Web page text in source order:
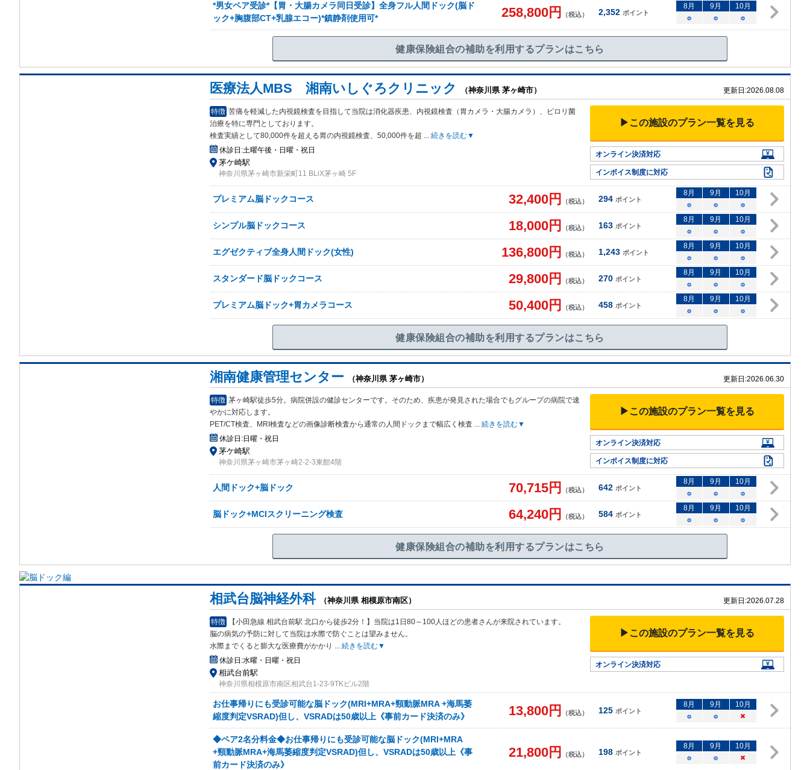
*男女ペア受診*【胃・大腸カメラ同日受診】全身フル人間ドック(脳ド
ック+胸腹部CT+乳腺エコー)*鎮静剤使用可*
258,800円 （税込） 2,352 ポイント
8月 9月 10月
○
○ ○
健康保険組合の補助を利用するプランはこちら
医療法人MBS 湘南いしぐろクリニック （神奈川県 茅ヶ崎市） 更新日:2026.08.08
特徴 苦痛を軽減した内視鏡検査を目指して当院は消化器疾患、内視鏡検査（胃カメラ・大腸カメラ）、ピロリ菌
治療を特に専門としております。
検査実績として80,000件を超える胃の内視鏡検査、50,000件を超 ... 続きを読む▼
休診日:土曜午後・日曜・祝日
茅ケ崎駅
神奈川県茅ヶ崎市新栄町11 BLiX茅ヶ崎 5F
▶この施設のプラン一覧を見る
オンライン決済対応
インボイス制度に対応
プレミアム脳ドックコース 32,400円 （税込） 294 ポイント
8月 9月 10月
○
○ ○
シンプル脳ドックコース 18,000円 （税込） 163 ポイント
8月 9月 10月
○
○ ○
エグゼクティブ全身人間ドック(女性) 136,800円 （税込） 1,243 ポイント
8月 9月 10月
○
○ ○
スタンダード脳ドックコース 29,800円 （税込） 270 ポイント
8月 9月 10月
○
○ ○
プレミアム脳ドック+胃カメラコース 50,400円 （税込） 458 ポイント
8月 9月 10月
○
○ ○
健康保険組合の補助を利用するプランはこちら
湘南健康管理センター （神奈川県 茅ヶ崎市） 更新日:2026.06.30
特徴 茅ヶ崎駅徒歩5分。病院併設の健診センターです。そのため、疾患が発見された場合でもグループの病院で速
やかに対応します。
PET/CT検査、MRI検査などの画像診断検査から通常の人間ドックまで幅広く検査 ... 続きを読む▼
休診日:日曜・祝日
茅ケ崎駅
神奈川県茅ヶ崎市茅ヶ崎2-2-3東館4階
▶この施設のプラン一覧を見る
オンライン決済対応
インボイス制度に対応
人間ドック+脳ドック 70,715円 （税込） 642 ポイント
8月 9月 10月
○
○ ○
脳ドック+MCIスクリーニング検査 64,240円 （税込） 584 ポイント
8月 9月 10月
○
○ ○
健康保険組合の補助を利用するプランはこちら
相武台脳神経外科 （神奈川県 相模原市南区） 更新日:2026.07.28
特徴 【小田急線 相武台前駅 北口から徒歩2分！】当院は1日80～100人ほどの患者さんが来院されています。
脳の病気の予防に対して当院は水際で防ぐことは望みません。
水際までくると膨大な医療費がかかり ... 続きを読む▼
休診日:水曜・日曜・祝日
相武台前駅
神奈川県相模原市南区相武台1-23-9TKビル2階
▶この施設のプラン一覧を見る
オンライン決済対応
お仕事帰りにも受診可能な脳ドック(MRI+MRA+頸動脈MRA +海馬萎
縮度判定VSRAD)但し、VSRADは50歳以上《事前カード決済のみ》
13,800円 （税込） 125 ポイント
8月 9月 10月
○
○ ×
◆ペア2名分料金◆お仕事帰りにも受診可能な脳ドック(MRI+MRA
+頸動脈MRA+海馬萎縮度判定VSRAD)但し、VSRADは50歳以上《事
前カード決済のみ》
21,800円 （税込） 198 ポイント
8月 9月 10月
○
○ ×